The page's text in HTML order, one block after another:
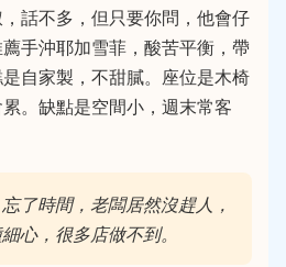
話不多，但只要你問，他會仔
手沖耶加雪菲，酸苦平衡，帶
自家製，不甜膩。座位是木椅
。缺點是空間小，週末常客
了時間，老闆居然沒趕人，
心，很多店做不到。